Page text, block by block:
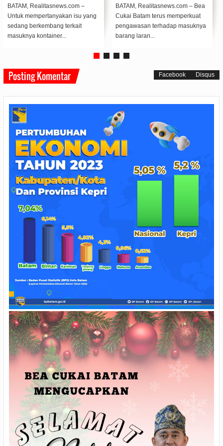
BATAM, Realitasnews.com – Bea
Cukai Batam terus memperkuat
pengawasan terhadap masuknya
barang laran...
Batam
Ekcavator sedang memuat
ke tongkang untuk di buang ke
pesisir Pulau Cicir. (F/Ist)...
Posting Komentar Facebook Disqus